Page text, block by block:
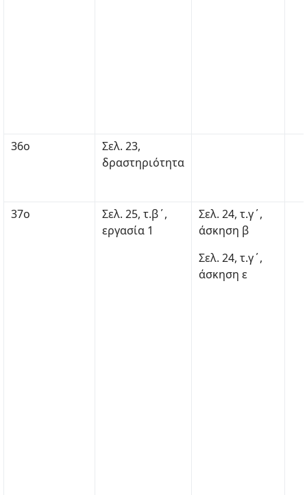
36ο
Σελ. 23,
δραστηριότητα
37ο
Σελ. 25, τ.β΄,
εργασία 1
Σελ. 24, τ.γ΄,
άσκηση β
Σελ. 24, τ.γ΄,
άσκηση ε